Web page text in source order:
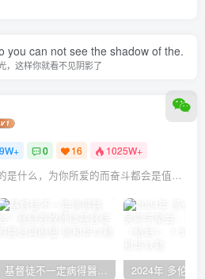
you can not see the shadow of the.
，这样你就看不见阴影了
0 16 1025W+
不管你面对的是什么，为你所爱的而奋斗都会是值得的
基督徒不一定病得醫治？寇紹恩牧師談基督徒的醫治與盼望